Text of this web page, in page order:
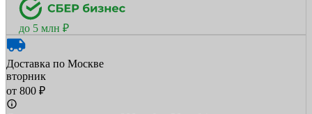
до 5 млн ₽
Доставка по Москве
вторник
от 800 ₽